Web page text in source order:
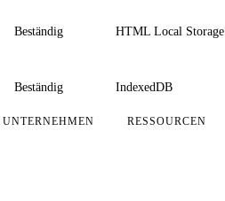
Beständig HTML Local Storage
Beständig IndexedDB
UNTERNEHMEN RESSOURCEN